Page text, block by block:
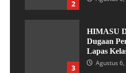
2
3
HIMASU
Dugaan
Lapas
Agustus